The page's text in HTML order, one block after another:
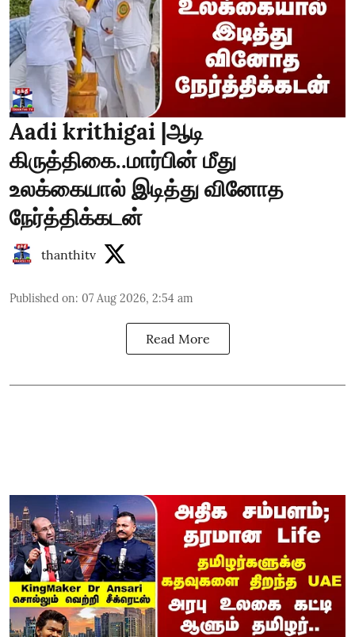
Aadi krithigai |ஆடி
கிருத்திகை..மார்பின் மீது
உலக்கையால் இடித்து வினோத
நேர்த்திக்கடன்
thanthitv
Published on: 07 Aug 2026, 2:54 am
Read More